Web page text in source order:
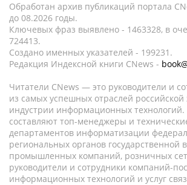
Обработан архив публикаций портала
до 08.2026 годы.
Ключевых фраз выявлено - 1463328, в
724413.
Создано именных указателей - 199231.
Редакция Индексной книги CNews -
Читатели CNews — это руководители и
из самых успешных отраслей российской
индустрии информационных
составляют топ-менеджеры и
департаментов информатизации
региональных органов государственной
промышленных компаний, розничных
руководители и сотрудники компаний-
информационных технологий и услуг